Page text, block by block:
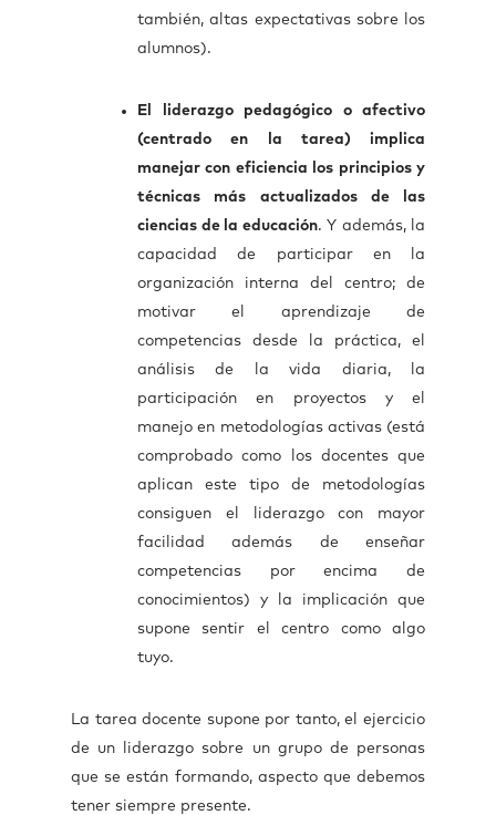
también, altas expectativas sobre los
alumnos).
El liderazgo pedagógico o afectivo
(centrado en la tarea) implica
manejar con eficiencia los principios y
técnicas más actualizados de las
ciencias de la educación. Y además, la
capacidad de participar en la
organización interna del centro; de
motivar el aprendizaje de
competencias desde la práctica, el
análisis de la vida diaria, la
participación en proyectos y el
manejo en metodologías activas (está
comprobado como los docentes que
aplican este tipo de metodologías
consiguen el liderazgo con mayor
facilidad además de enseñar
competencias por encima de
conocimientos) y la implicación que
supone sentir el centro como algo
tuyo.
La tarea docente supone por tanto, el ejercicio
de un liderazgo sobre un grupo de personas
que se están formando, aspecto que debemos
tener siempre presente.